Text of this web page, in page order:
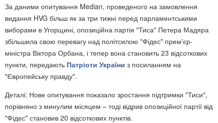
За даними опитування Median, проведеного на замовлення
видання HVG більш як за три тижні перед парламентськими
виборами в Угорщині, опозиційна партія "Тиса" Петера Мадяра
збільшила свою перевагу над політсилою "Фідес" прем'єр-
міністра Віктора Орбана, і тепер вона становить 23 відсоткових
пункти, передають Патріоти України з посиланням на
"Європейську правду".
Деталі: Нове опитування показало зростання підтримки "Тиси",
порівняно з минулим місяцем – тоді відрив опозиційної партії від
"Фідес" становив 20 відсоткових пунктів.